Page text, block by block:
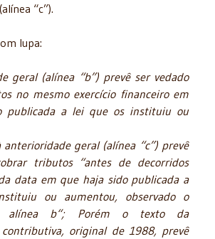
“c”).
lupa:
geral (alínea “b”) prevê ser vedado
no mesmo exercício financeiro em
publicada a lei que os instituiu ou
anterioridade geral (alínea “c”) prevê
tributos “antes de decorridos
data em que haja sido publicada a
ou aumentou, observado o
alínea b“; Porém o texto da
original de 1988, prevê